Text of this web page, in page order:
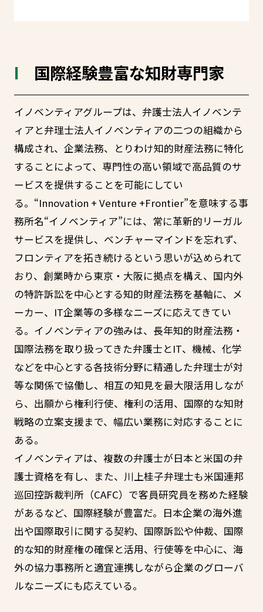
国際経験豊富な知財専門家
イノベンティアグループは、弁護士法人イノベンテ
ィアと弁理士法人イノベンティアの二つの組織から
構成され、企業法務、とりわけ知的財産法務に特化
することによって、専門性の高い領域で高品質のサ
ービスを提供することを可能にしてい
る。“Innovation + Venture +Frontier”を意味する事
務所名“イノベンティア”には、常に革新的リーガル
サービスを提供し、ベンチャーマインドを忘れず、
フロンティアを拓き続けるという思いが込められて
おり、創業時から東京・大阪に拠点を構え、国内外
の特許訴訟を中心とする知的財産法務を基軸に、メ
ーカー、IT企業等の多様なニーズに応えてきてい
る。イノベンティアの強みは、長年知的財産法務・
国際法務を取り扱ってきた弁護士とIT、機械、化学
などを中心とする各技術分野に精通した弁理士が対
等な関係で協働し、相互の知見を最大限活用しなが
ら、出願から権利行使、権利の活用、国際的な知財
戦略の立案支援まで、幅広い業務に対応することに
ある。
イノベンティアは、複数の弁護士が日本と米国の弁
護士資格を有し、また、川上桂子弁理士も米国連邦
巡回控訴裁判所（CAFC）で客員研究員を務めた経験
があるなど、国際経験が豊富だ。日本企業の海外進
出や国際取引に関する契約、国際訴訟や仲裁、国際
的な知的財産権の確保と活用、行使等を中心に、海
外の協力事務所と適宜連携しながら企業のグローバ
ルなニーズにも応えている。